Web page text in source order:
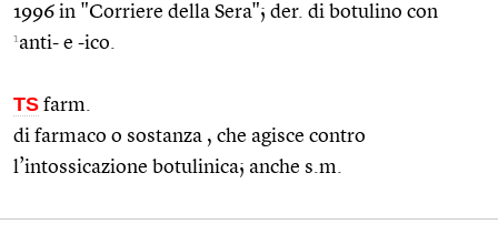
1996 in "Corriere della Sera"; der. di botulino con
1anti- e -ico.
TS farm.
di farmaco o sostanza , che agisce contro
l’intossicazione botulinica; anche s.m.